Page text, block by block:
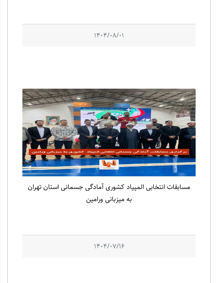
1404/08/01
مسابقات انتخابی المپیاد کشوری آمادگی جسمانی استان تهران
به میزبانی ورامین
1404/07/16